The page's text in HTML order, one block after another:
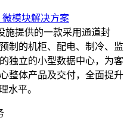
微模块解决方案
施提供的一款采用通道封
制的机柜、配电、制冷、监
独立的小型数据中心，为客
整体产品及交付，全面提升
水平。